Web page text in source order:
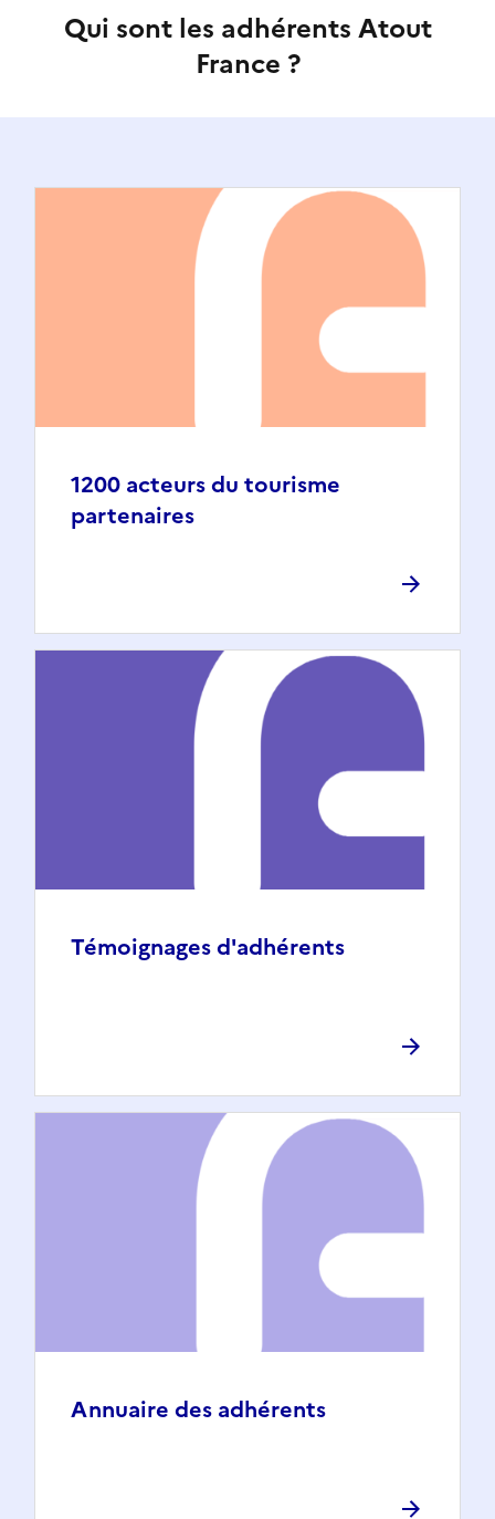
Qui sont les adhérents Atout
France ?
1200 acteurs du tourisme
partenaires
Témoignages d'adhérents
Annuaire des adhérents